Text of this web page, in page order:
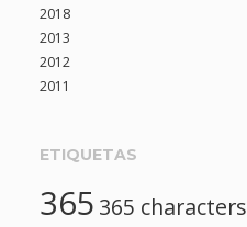
2018
2013
2012
2011
ETIQUETAS
365 365 characters